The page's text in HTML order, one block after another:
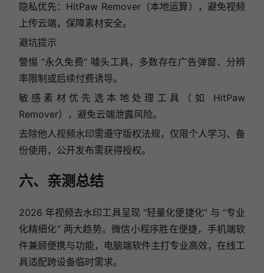
隐私优先：HitPaw Remover（本地运算），避免视频
上传云端，保障素材安全。
避坑提示
警惕 “永久免费” 噱头工具，多数存在广告弹窗、分辨
率限制或后续付费诱导。
敏感素材优先选本地处理工具（如 HitPaw
Remover），避免云端泄露风险。
去除他人视频水印需遵守版权法规，仅限个人学习、备
份使用，公开发布需获得授权。
六、亲测总结
2026 年视频去水印工具呈现 “轻量化便捷化” 与 “专业
化精细化” 两大趋势。微信小程序胜在便捷，手机端软
件兼顾便携与功能，电脑端软件主打专业高效，在线工
具适配跨设备临时需求。